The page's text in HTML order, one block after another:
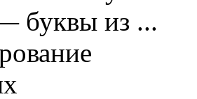
буквы из ...